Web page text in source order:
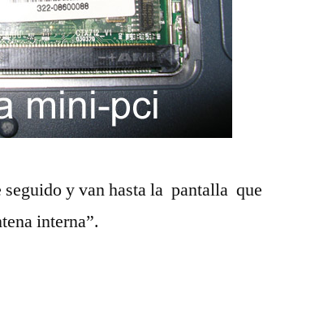
seguido y van hasta la pantalla que
interna”.